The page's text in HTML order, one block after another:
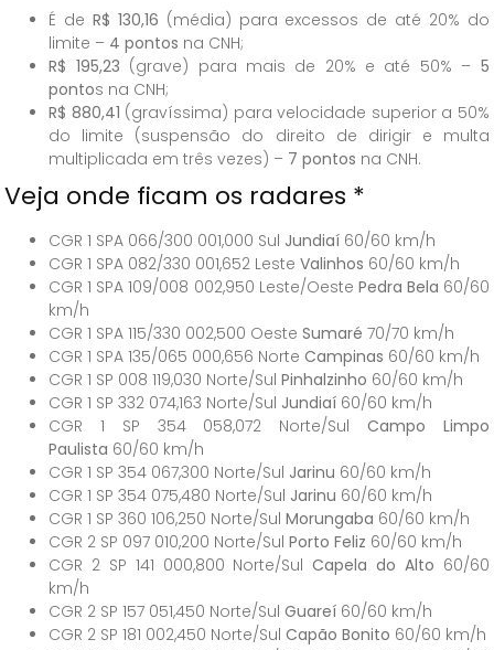
É deR$ 130,16 (média) para excessos de até 20% do
limite – 4 pontos na CNH;
R$ 195,23 (grave) para mais de 20% e até 50% – 5
pontos na CNH;
R$ 880,41 (gravíssima) para velocidade superior a 50%
do limite (suspensão do direito de dirigir e multa
multiplicada em três vezes) – 7 pontos na CNH.
Veja onde ficam os radares *
CGR 1 SPA 066/300 001,000 Sul Jundiaí 60/60 km/h
CGR 1 SPA 082/330 001,652 LesteValinhos 60/60 km/h
CGR 1 SPA 109/008 002,950 Leste/Oeste Pedra Bela 60/60
km/h
CGR 1 SPA 115/330 002,500 OesteSumaré 70/70 km/h
CGR 1 SPA 135/065 000,656 NorteCampinas 60/60 km/h
CGR 1 SP 008 119,030 Norte/SulPinhalzinho 60/60 km/h
CGR 1 SP 332 074,163 Norte/Sul Jundiaí 60/60 km/h
CGR 1 SP 354 058,072 Norte/Sul Campo Limpo
Paulista 60/60 km/h
CGR 1 SP 354 067,300 Norte/Sul Jarinu 60/60 km/h
CGR 1 SP 354 075,480 Norte/Sul Jarinu 60/60 km/h
CGR 1 SP 360 106,250 Norte/SulMorungaba 60/60 km/h
CGR 2 SP 097 010,200 Norte/SulPorto Feliz 60/60 km/h
CGR 2 SP 141 000,800 Norte/SulCapela do Alto 60/60
km/h
CGR 2 SP 157 051,450 Norte/SulGuareí 60/60 km/h
CGR 2 SP 181 002,450 Norte/SulCapão Bonito 60/60 km/h